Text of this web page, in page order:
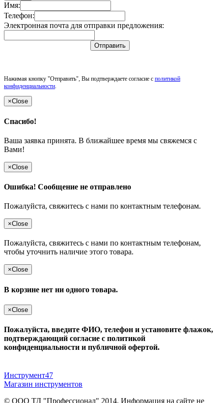
Имя:
Телефон:
Электронная почта для отправки предложения:
Отправить
Нажимая кнопку "Отправить", Вы подтверждаете согласие с политикой
конфиденциальности.
×Close
Спасибо!
Ваша заявка принята. В ближайшее время мы свяжемся с
Вами!
×Close
Ошибка! Сообщение не отправлено
Пожалуйста, свяжитесь с нами по контактным телефонам.
×Close
Пожалуйста, свяжитесь с нами по контактным телефонам,
чтобы уточнить наличие этого товара.
×Close
В корзине нет ни одного товара.
×Close
Пожалуйста, введите ФИО, телефон и установите флажок,
подтверждающий согласие с политикой
конфиденциальности и публичной офертой.
Инструмент47
Магазин инструментов
© ООО ТД "Профессионал" 2014. Информация на сайте не